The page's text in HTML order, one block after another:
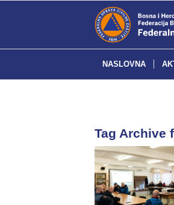
NASLOVNA
Tag Archive